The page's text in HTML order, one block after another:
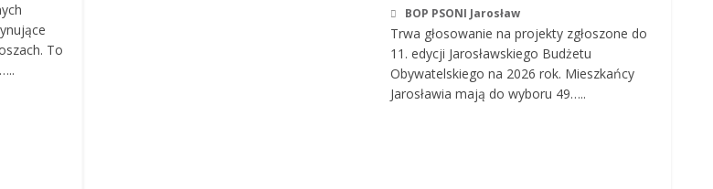
To
BOP PSONI Jarosław
Trwa głosowanie na projekty zgłoszone do
11. edycji Jarosławskiego Budżetu
Obywatelskiego na 2026 rok. Mieszkańcy
Jarosławia mają do wyboru 49…..